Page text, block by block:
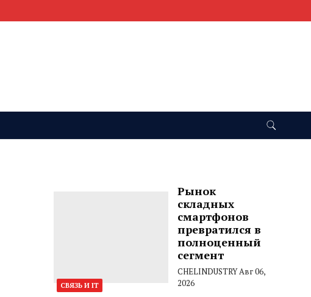
СВЯЗЬ И IT
Рынок
складных
смартфонов
превратился в
полноценный
сегмент
CHELINDUSTRYАвг 06,
2026